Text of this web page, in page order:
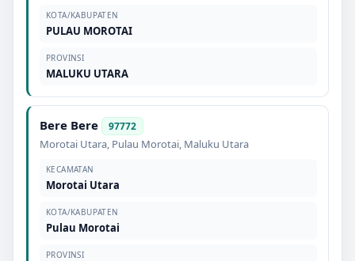
KOTA/KABUPATEN
PULAU MOROTAI
PROVINSI
MALUKU UTARA
Bere Bere 97772
Morotai Utara, Pulau Morotai, Maluku Utara
KECAMATAN
Morotai Utara
KOTA/KABUPATEN
Pulau Morotai
PROVINSI